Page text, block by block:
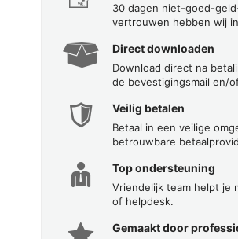
30 dagen niet-goed-
vertrouwen hebben wij
Direct downloaden
Download direct na
de bevestigingsmail en/
Veilig betalen
Betaal in een veilige
betrouwbare
Top ondersteuning
Vriendelijk team helpt je
of helpdesk.
Gemaakt door